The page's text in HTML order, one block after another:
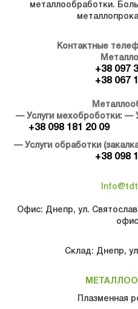
металлообработки.
Контактные
+38 097
+38 067
— Услуги мехоброботки:
+38 098 181 20 09
—
— Услуги обработки
+38 098
Офис: Днепр, ул.
Склад: Днепр,
Плазменная